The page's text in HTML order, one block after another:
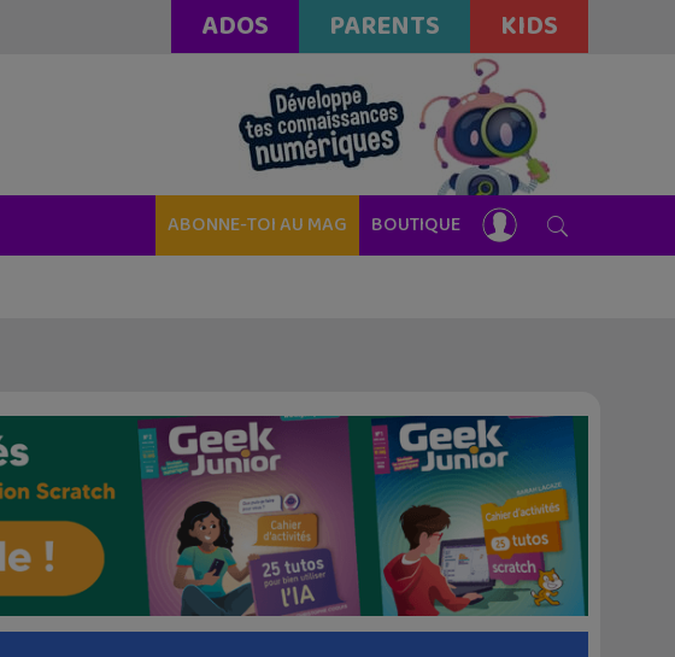
ADOS PARENTS KIDS
ABONNE-TOI AU MAG BOUTIQUE